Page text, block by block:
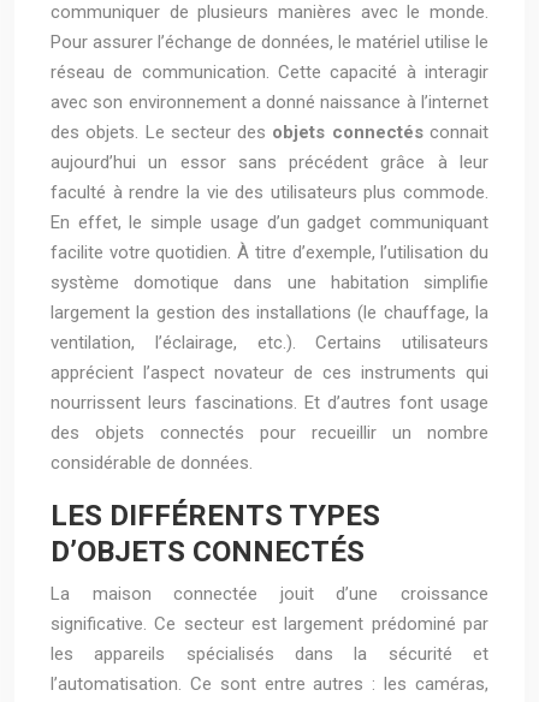
communiquer de plusieurs manières avec le monde.
Pour assurer l’échange de données, le matériel utilise le
réseau de communication. Cette capacité à interagir
avec son environnement a donné naissance à l’internet
des objets. Le secteur des objets connectésconnait
aujourd’hui un essor sans précédent grâce à leur
faculté à rendre la vie des utilisateurs plus commode.
En effet, le simple usage d’un gadget communiquant
facilite votre quotidien. À titre d’exemple, l’utilisation du
système domotique dans une habitation simplifie
largement la gestion des installations (le chauffage, la
ventilation, l’éclairage, etc.). Certains utilisateurs
apprécient l’aspect novateur de ces instruments qui
nourrissent leurs fascinations. Et d’autres font usage
des objets connectés pour recueillir un nombre
considérable de données.
LES DIFFÉRENTS TYPES
D’OBJETS CONNECTÉS
La maison connectée jouit d’une croissance
significative. Ce secteur est largement prédominé par
les appareils spécialisés dans la sécurité et
l’automatisation. Ce sont entre autres : les caméras,